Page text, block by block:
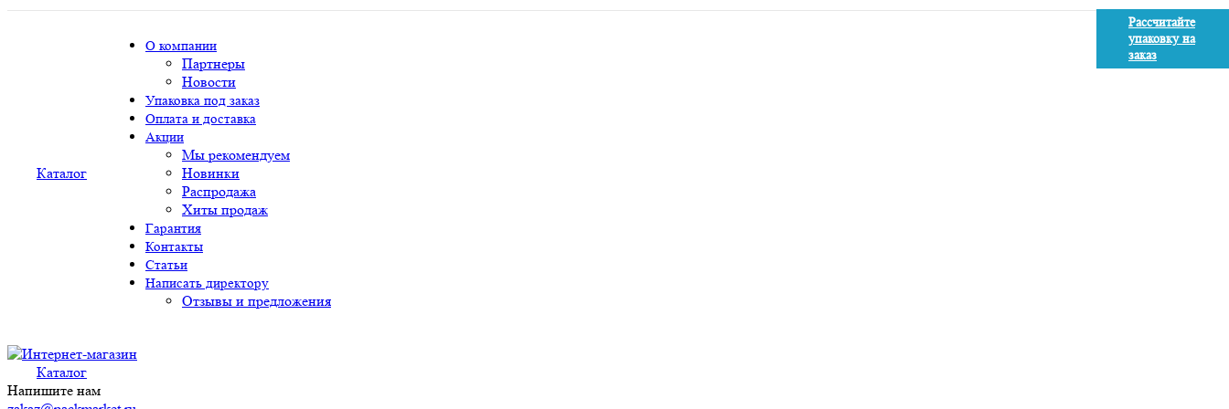
Каталог
О компании
Партнеры
Новости
Упаковка под заказ
Оплата и доставка
Акции
Мы рекомендуем
Новинки
Распродажа
Хиты продаж
Гарантия
Контакты
Статьи
Написать директору
Отзывы и предложения
Каталог
Напишите нам
Рассчитайте
упаковку на
заказ